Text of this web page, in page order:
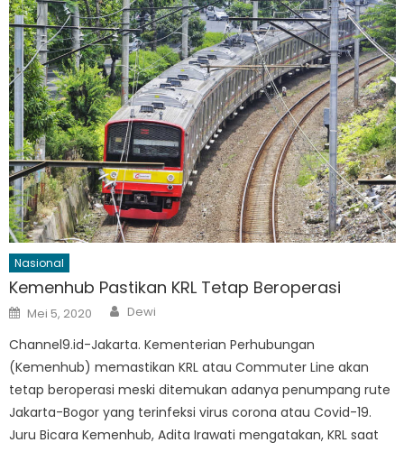
Nasional
Kemenhub Pastikan KRL Tetap Beroperasi
Posted
on
Mei 5, 2020 Author
Dewi
Channel9.id-Jakarta. Kementerian Perhubungan
(Kemenhub) memastikan KRL atau Commuter Line akan
tetap beroperasi meski ditemukan adanya penumpang rute
Jakarta-Bogor yang terinfeksi virus corona atau Covid-19.
Juru Bicara Kemenhub, Adita Irawati mengatakan, KRL saat